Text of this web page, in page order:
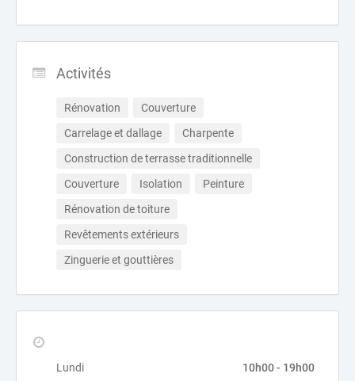
Activités
Rénovation
Couverture
Carrelage et dallage
Charpente
Construction de terrasse traditionnelle
Couverture
Isolation
Peinture
Rénovation de toiture
Revêtements extérieurs
Zinguerie et gouttières
Lundi 10h00 - 19h00